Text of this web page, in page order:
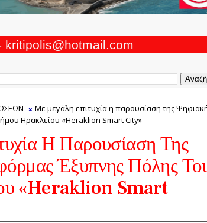
kritipolis@hotmail.com
Με μεγάλη επιτυχία η παρουσίαση της
Ηρακλείου «Heraklion Smart City»
Η Παρουσίαση Της
Έξυπνης Πόλης
«Heraklion Smart